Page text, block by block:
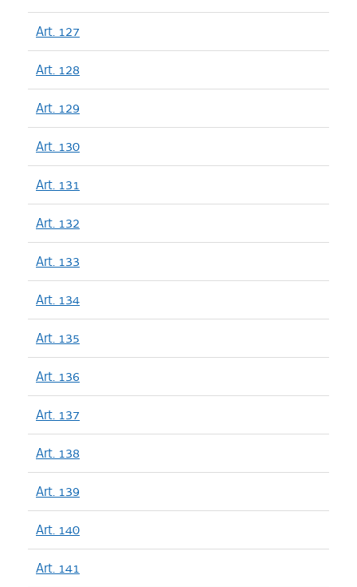
Art. 127
Art. 128
Art. 129
Art. 130
Art. 131
Art. 132
Art. 133
Art. 134
Art. 135
Art. 136
Art. 137
Art. 138
Art. 139
Art. 140
Art. 141